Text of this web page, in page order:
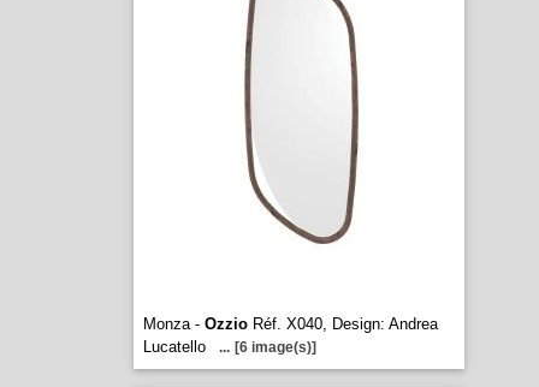
Monza - OzzioRéf. X040, Design: Andrea
Lucatello
... [6 image(s)]